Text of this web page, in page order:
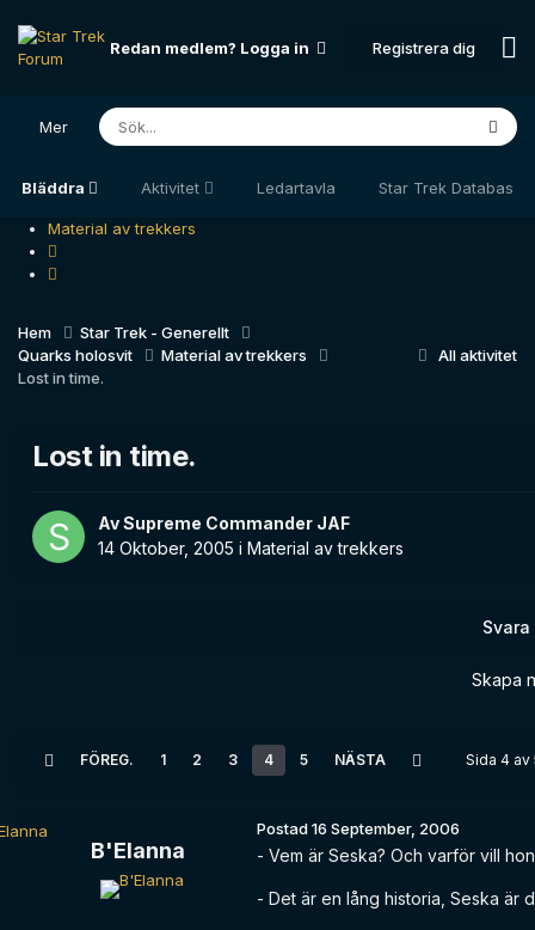
Redan medlem? Logga in Registrera dig
Mer
Bläddra Aktivitet Ledartavla Star Trek Databas
Material av trekkers
All aktivitet
Hem
Star Trek - Generellt
Quarks holosvit
Material av trekkers
Lost in time.
Lost in time.
AvSupreme Commander JAF
14 Oktober, 2005 i Material av trekkers
Skapa
FÖREG. 1 2 3 4 5 NÄSTA Sida 4
B'Elanna
Postad16 September, 2006
- Vem är Seska? Och varför vill
- Det är en lång historia, Seska är